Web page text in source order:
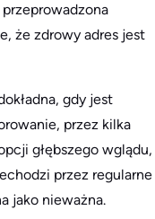
że zdrowy adres jest
gdy jest
przez kilka
głębszego wglądu,
przez regularne
jako nieważna.